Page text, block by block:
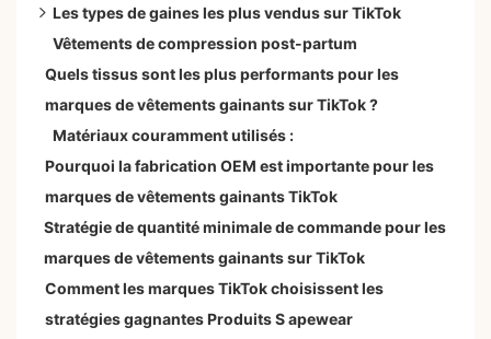
Les types de gaines les plus vendus sur TikTok
Culotte gainante taille haute
body sculptant sans coutures
gaines et serre-tailles
short gainant push-up
Vêtements de compression post-partum
Quels tissus sont les plus performants pour les
marques de vêtements gainants sur TikTok ?
Matériaux couramment utilisés :
Pourquoi la fabrication OEM est importante pour les
marques de vêtements gainants TikTok
Stratégie de quantité minimale de commande pour les
marques de vêtements gainants sur TikTok
Comment les marques TikTok choisissent les
stratégies gagnantes Produits S apewear